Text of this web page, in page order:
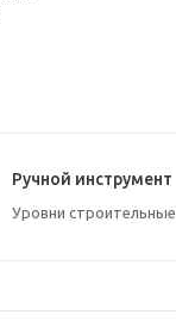
Ручной инструмент
Уровни строительные